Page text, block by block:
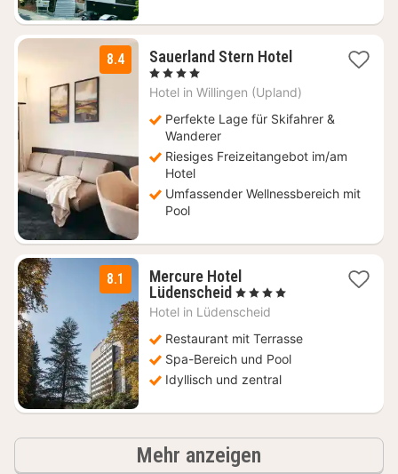
8.4 Sauerland Stern Hotel2
ab
99,50
€
, 4 Sterne
Hotel in Willingen (Upland)
Perfekte Lage für Skifahrer &
Wanderer
Riesiges Freizeitangebot im/am
Hotel
Umfassender Wellnessbereich mit
Pool
8.1
Mercure Hotel
Lüdenscheid 2
Nächte
64
€
, 4 Sterne
Hotel in Lüdenscheid
Restaurant mit Terrasse
Spa-Bereich und Pool
Idyllisch und zentral
Mehr anzeigen